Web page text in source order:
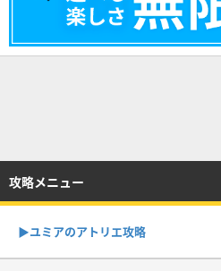
攻略メニュー
▶︎ユミアのアトリエ攻略